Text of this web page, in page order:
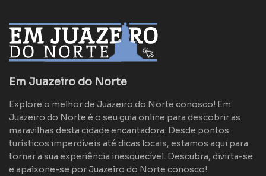
Em Juazeiro do Norte
Explore o melhor de Juazeiro do Norte conosco! Em
Juazeiro do Norte é o seu guia online para descobrir as
maravilhas desta cidade encantadora. Desde pontos
turísticos imperdíveis até dicas locais, estamos aqui para
tornar a sua experiência inesquecível. Descubra, divirta-se
e apaixone-se por Juazeiro do Norte conosco!